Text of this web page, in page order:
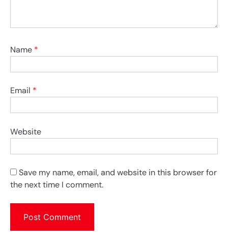
Name *
Email *
Website
Save my name, email, and website in this browser for
the next time I comment.